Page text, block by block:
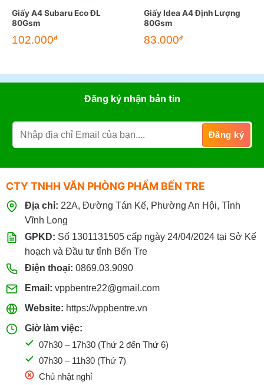
Giấy A4 Subaru Eco ĐL
80Gsm
102.000đ
Giấy Idea A4 Định Lượng
80Gsm
83.000đ
Đăng ký nhận bản tin
CTY TNHH VĂN PHÒNG PHẨM BẾN TRE
Địa chỉ: 22A, Đường Tán Kế, Phường An Hội, Tỉnh
Vĩnh Long
GPKD: Số 1301131505 cấp ngày 24/04/2024 tại Sở Kế
hoạch và Đầu tư tỉnh Bến Tre
Điện thoại: 0869.03.9090
Email: vppbentre22@gmail.com
Website: https://vppbentre.vn
Giờ làm việc:
07h30 – 17h30 (Thứ 2 đến Thứ 6)
07h30 – 11h30 (Thứ 7)
Chủ nhật nghỉ